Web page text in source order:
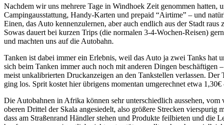
Nachdem wir uns mehrere Tage in Windhoek Zeit genommen hatten,
Campingausstattung, Handy-Karten und prepaid “Airtime” – und
Einen, das Auto kennenzulernen, aber auch endlich aus der Stadt
Sowas dauert bei kurzen Trips (die normalen 3-4-Wochen-Reisen)
und machten uns auf die Autobahn.
Tanken ist dabei immer ein Erlebnis, weil das Auto ja zwei Tanks hat
sich beim Tanken immer auch noch mit anderen Dingen beschäftigen
meist unkalibrierten Druckanzeigen an den Tankstellen verlassen.
ging los. Sprit kostet hier übrigens momentan umgerechnet etwa
Die Autobahnen in Afrika können sehr unterschiedlich aussehen,
oberen Drittel der Skala angesiedelt, also größere Strecken vierspurig
dass am Straßenrand Händler stehen und Produkte feilbieten und die